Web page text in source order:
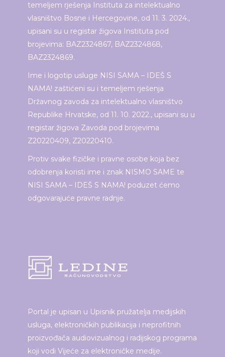
temeljem rješenja Instituta za intelektualno
vlasništvo Bosne i Hercegovine, od 11. 3. 2024.,
upisani su u registar žigova Instituta pod
brojevima: BAZ2324867, BAZ2324868,
BAZ2324869.
Ime i logotip usluge NISI SAMA – IDEŠ S
NAMA! zaštićeni su i temeljem rješenja
Državnog zavoda za intelektualno vlasništvo
Republike Hrvatske, od 11. 10. 2022., upisani su u
registar žigova Zavoda pod brojevima
Z20220409, Z20220410.
Protiv svake fizičke i pravne osobe koja bez
odobrenja koristi ime i znak NISMO SAME te
NISI SAMA – IDEŠ S NAMA! poduzet ćemo
odgovarajuće pravne radnje.
Portal je upisan u Upisnik pružatelja medijskih
usluga, elektroničkih publikacija i neprofitnih
proizvođača audiovizualnog i radijskog programa
koji vodi Vijeće za elektroničke medije.